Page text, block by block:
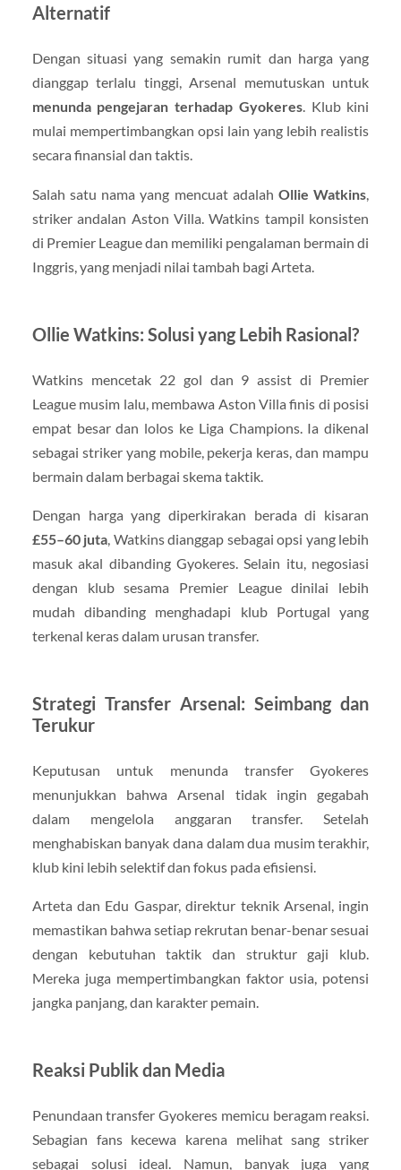
Alternatif
Dengan situasi yang semakin rumit dan harga yang
dianggap terlalu tinggi, Arsenal memutuskan untuk
menunda pengejaran terhadap Gyokeres. Klub kini
mulai mempertimbangkan opsi lain yang lebih realistis
secara finansial dan taktis.
Salah satu nama yang mencuat adalah Ollie Watkins
striker andalan Aston Villa. Watkins tampil konsisten
di Premier League dan memiliki pengalaman bermain di
Inggris, yang menjadi nilai tambah bagi Arteta.
Ollie Watkins: Solusi yang Lebih Rasional?
Watkins mencetak 22 gol dan 9 assist di Premier
League musim lalu, membawa Aston Villa finis di posisi
empat besar dan lolos ke Liga Champions. Ia dikenal
sebagai striker yang mobile, pekerja keras, dan mampu
bermain dalam berbagai skema taktik.
Dengan harga yang diperkirakan berada di kisaran
£55–60 juta , Watkins dianggap sebagai opsi yang lebih
masuk akal dibanding Gyokeres. Selain itu, negosiasi
dengan klub sesama Premier League dinilai lebih
mudah dibanding menghadapi klub Portugal yang
terkenal keras dalam urusan transfer.
Strategi Transfer Arsenal: Seimbang dan
Terukur
Keputusan untuk menunda transfer Gyokeres
menunjukkan bahwa Arsenal tidak ingin gegabah
dalam mengelola anggaran transfer. Setelah
menghabiskan banyak dana dalam dua musim terakhir,
klub kini lebih selektif dan fokus pada efisiensi.
Arteta dan Edu Gaspar, direktur teknik Arsenal, ingin
memastikan bahwa setiap rekrutan benar-benar sesuai
dengan kebutuhan taktik dan struktur gaji klub.
Mereka juga mempertimbangkan faktor usia, potensi
jangka panjang, dan karakter pemain.
Reaksi Publik dan Media
Penundaan transfer Gyokeres memicu beragam reaksi.
Sebagian fans kecewa karena melihat sang striker
sebagai solusi ideal. Namun, banyak juga yang